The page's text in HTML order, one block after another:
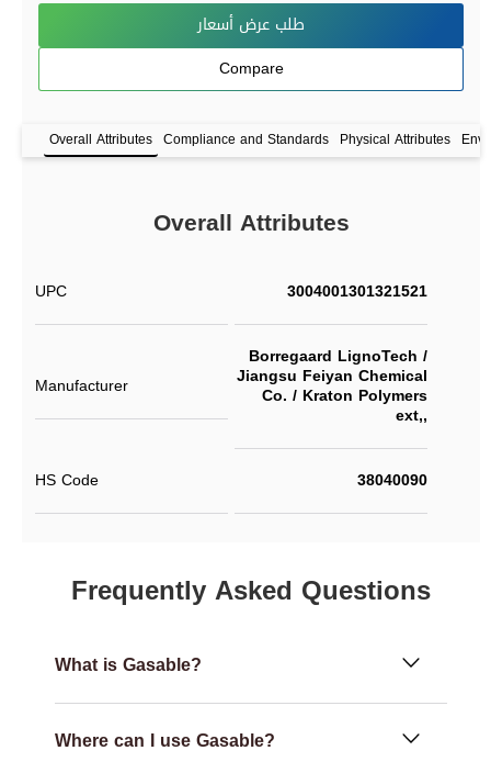
طلب عرض أسعار
Compare
Overall Attributes Compliance and Standards Physical Attributes
Overall Attributes
UPC 3004001301321521
Manufacturer
Borregaard LignoTech /
Jiangsu Feiyan Chemical
Co. / Kraton Polymers
ext,,
HS Code 38040090
Frequently Asked Questions
What is Gasable?
Where can I use Gasable?